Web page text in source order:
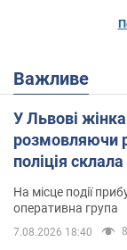
Важливе
У Львові
розмовляючи
поліція
На місце події
оперативна група
7.08.2026 18:40